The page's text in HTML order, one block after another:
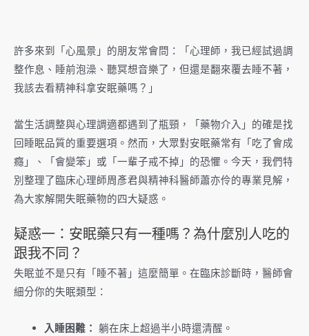
許多來到「心風景」的朋友常會問：「心理師，我已經試過調
整作息、睡前泡澡、聽冥想音樂了，但還是翻來覆去睡不著，
我該去看精神科拿安眠藥嗎？」
當生活調整與心理調適都遇到了瓶頸，「藥物介入」的確是找
回睡眠品質的重要選項。然而，大眾對安眠藥常有「吃了會成
癮」、「會變笨」或「一輩子戒不掉」的恐懼。今天，我們特
別整理了臨床心理師周彥君與精神科醫師蕭亦伶的專業見解，
為大家解開失眠藥物的四大疑惑。
疑惑一：安眠藥只有一種嗎？為什麼別人吃的
跟我不同？
失眠並不是只有「睡不著」這麼簡單。在臨床診斷時，醫師會
細分你的失眠類型：
入睡困難： 躺在床上超過半小時還清醒。